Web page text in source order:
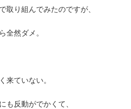
取り組んでみたのですが、
全然ダメ。
来ていない。
も反動がでかくて、